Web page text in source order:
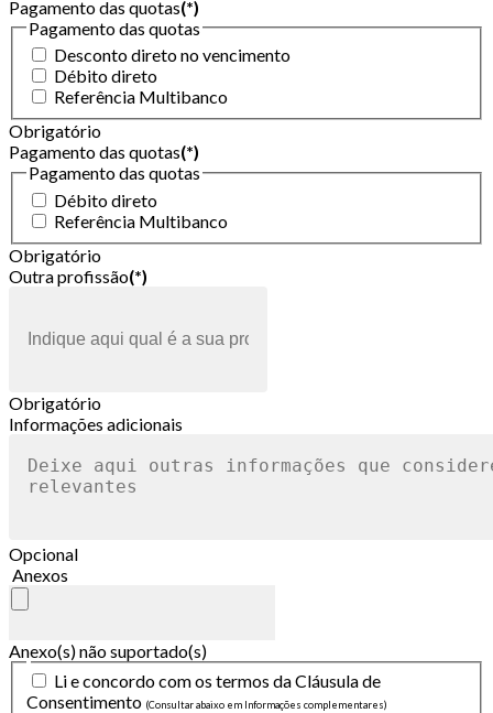
Pagamento das quotas(*)
Pagamento das quotas
Desconto direto no vencimento
Débito direto
Referência Multibanco
Obrigatório
Pagamento das quotas(*)
Pagamento das quotas
Débito direto
Referência Multibanco
Obrigatório
Outra profissão(*)
Obrigatório
Informações adicionais
Opcional
Anexos
Anexo(s) não suportado(s)
Li e concordo com os termos da Cláusula de
Consentimento (Consultar abaixo em Informações complementares)